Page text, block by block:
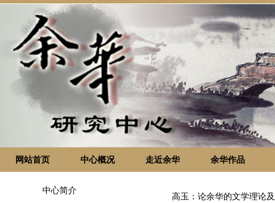
网站首页 中心概况 走近余华 余华作品
中心简介
高玉：论余华的文学理论